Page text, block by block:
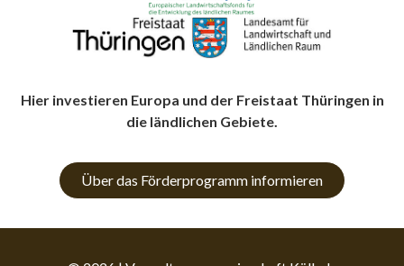
Hier investieren Europa und der Freistaat Thüringen in
die ländlichen Gebiete.
Über das Förderprogramm informieren